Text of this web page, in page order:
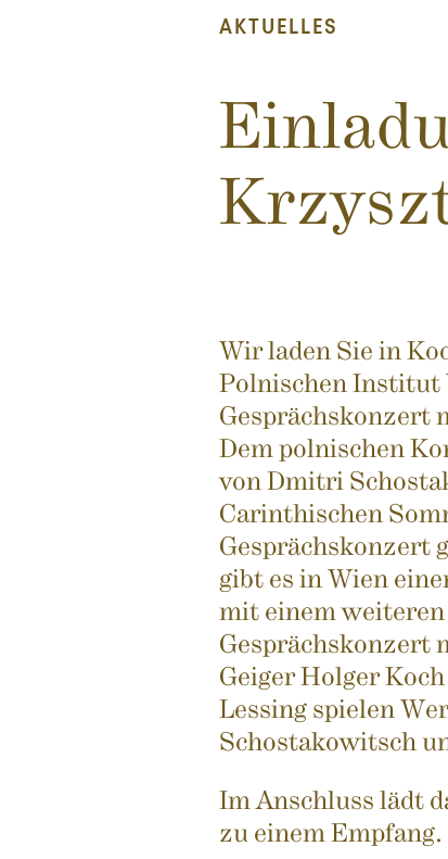
AKTUELLES
Wir laden Sie in
Polnischen Institut
Gesprächskonzert
Dem polnischen
von Dmitri
Carinthischen
Gesprächskonzert
gibt es in Wien
mit einem
Gesprächskonzert
Geiger Holger
Lessing spielen
Schostakowitsch
Im Anschluss lädt
zu einem Empfang.